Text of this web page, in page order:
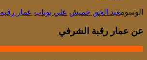
الوسومعبد الحق حميش علي بوناب عمار
عن عمار رقبة الشرفي